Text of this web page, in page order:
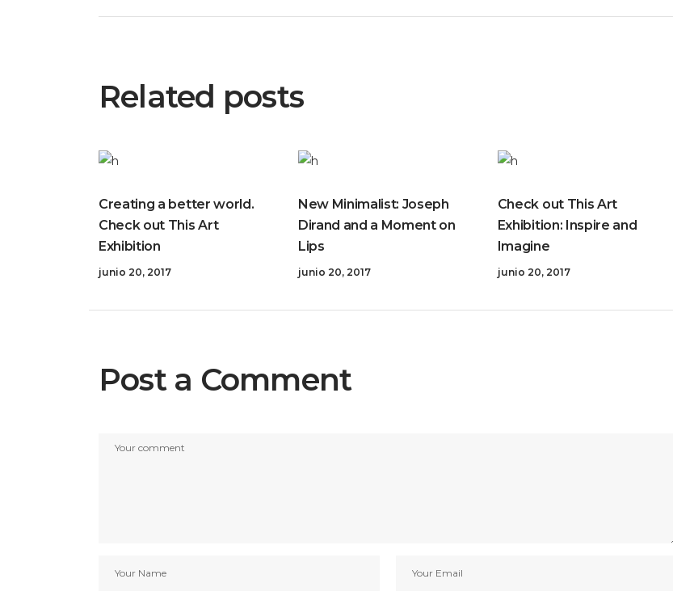
Related posts
Creating a better world.
Check out This Art
Exhibition
junio 20, 2017
New Minimalist: Joseph
Dirand and a Moment on
Lips
junio 20, 2017
Check out This Art
Exhibition: Inspire and
Imagine
junio 20, 2017
Post a Comment